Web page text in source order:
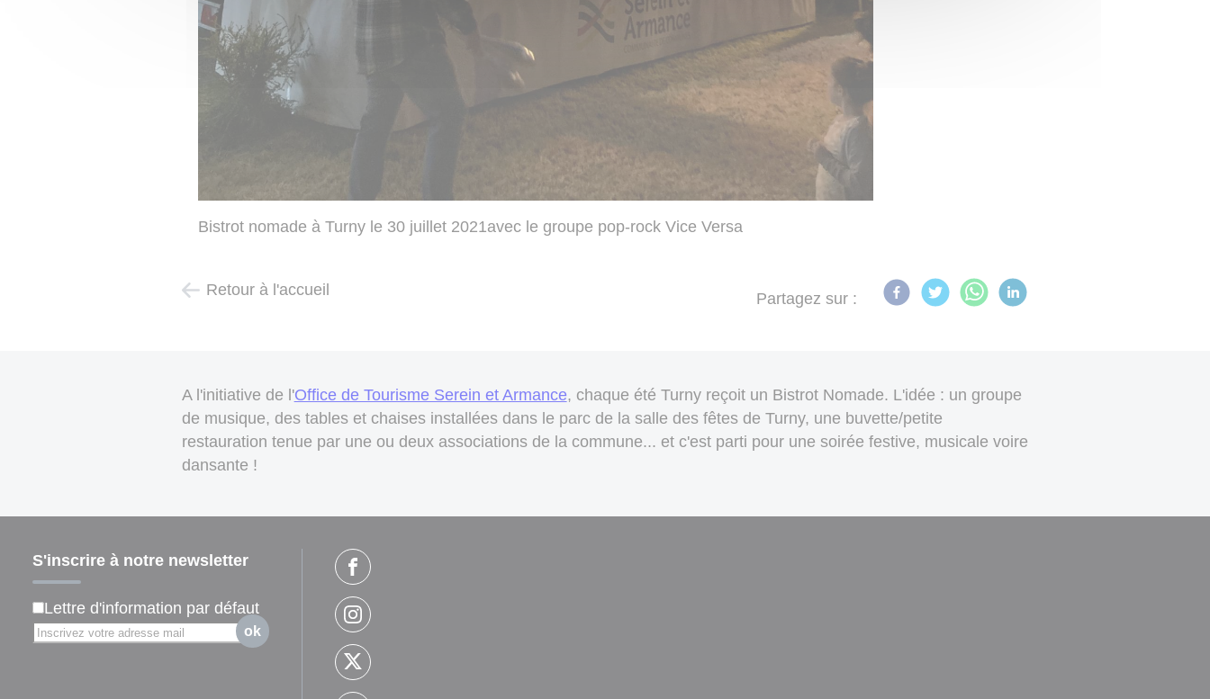
Bistrot nomade à Turny le 30 juillet 2021avec le groupe pop-rock Vice Versa
Retour à l'accueil Partagez sur :
A l'initiative de l'Office de Tourisme Serein et Armance, chaque été Turny reçoit un Bistrot Nomade. L'idée : un groupe
de musique, des tables et chaises installées dans le parc de la salle des fêtes de Turny, une buvette/petite
restauration tenue par une ou deux associations de la commune... et c'est parti pour une soirée festive, musicale voire
dansante !
S'inscrire à notre newsletter
Lettre d'information par défaut
ok